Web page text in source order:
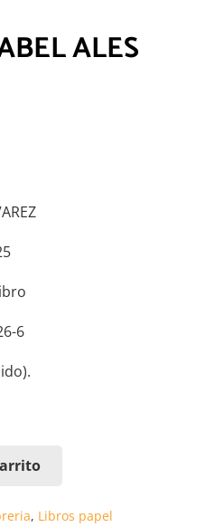
ALES
6
, Libros papel